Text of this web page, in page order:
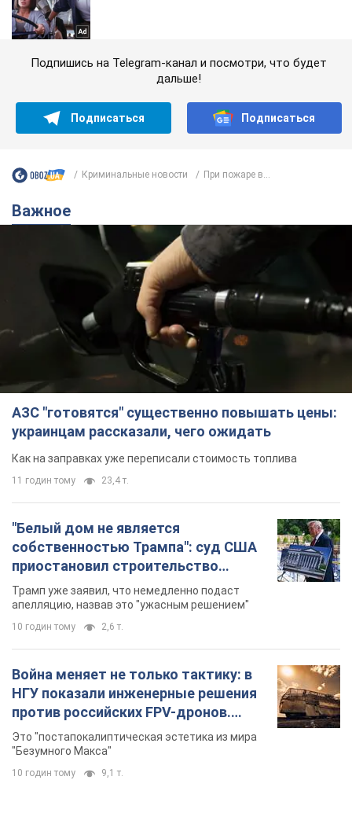
Подпишись на Telegram-канал и посмотри, что будет
дальше!
Подписаться Подписаться
Криминальные новости При пожаре в...
Важное
АЗС "готовятся" существенно повышать цены:
украинцам рассказали, чего ожидать
Как на заправках уже переписали стоимость топлива
11 годин тому 23,4 т.
"Белый дом не является
собственностью Трампа": суд США
приостановил строительство
бального зала стоимостью 400 млн
долларов
Трамп уже заявил, что немедленно подаст
апелляцию, назвав это "ужасным решением"
10 годин тому 2,6 т.
Война меняет не только тактику: в
НГУ показали инженерные решения
против российских FPV-дронов.
Фото
Это "постапокалиптическая эстетика из мира
"Безумного Макса"
10 годин тому 9,1 т.